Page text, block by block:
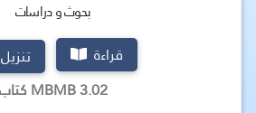
بحوث و دراسات
قراءة
تنزيل
3.02 MBMB كتاب